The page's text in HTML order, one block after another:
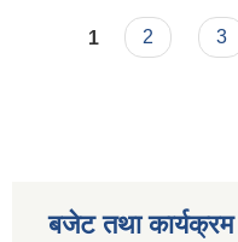
Pages
1 2 3
बजेट तथा कार्यक्रम